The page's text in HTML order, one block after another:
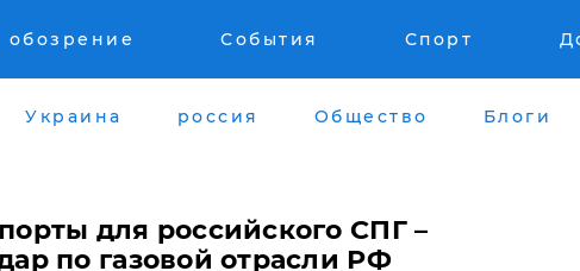
обозрение События Спорт
Украина россия Общество Блоги
для российского СПГ –
по газовой отрасли РФ